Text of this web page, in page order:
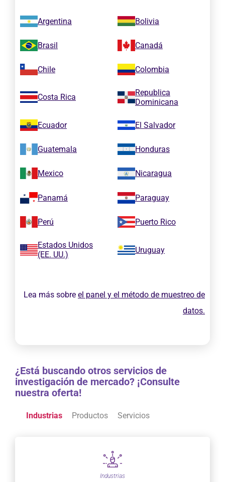
Argentina Bolivia
Brasil Canadá
Chile Colombia
Costa Rica
Republica
Dominicana
Ecuador El Salvador
Guatemala Honduras
Mexico Nicaragua
Panamá Paraguay
Perú Puerto Rico
Estados Unidos
(EE. UU.)
Uruguay
Lea más sobre el panel y el método de muestreo de
datos.
¿Está buscando otros servicios de
investigación de mercado? ¡Consulte
nuestra oferta!
Industrias Productos Servicios
Industrias